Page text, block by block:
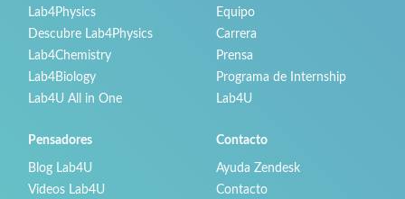
Lab4Physics
Descubre Lab4Physics
Lab4Chemistry
Lab4Biology
Lab4U All in One
Equipo
Carrera
Prensa
Programa de Internship
Lab4U
Pensadores
Blog Lab4U
Videos Lab4U
Contacto
Ayuda Zendesk
Contacto